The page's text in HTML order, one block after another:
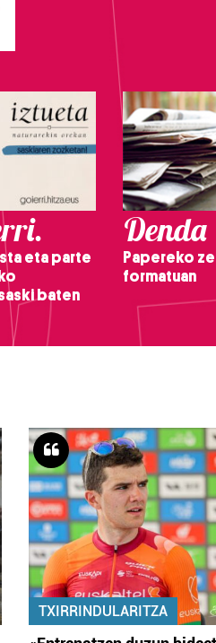
eta parte
baten
Denda
Papereko
formatuan
TXIRRINDULARITZA